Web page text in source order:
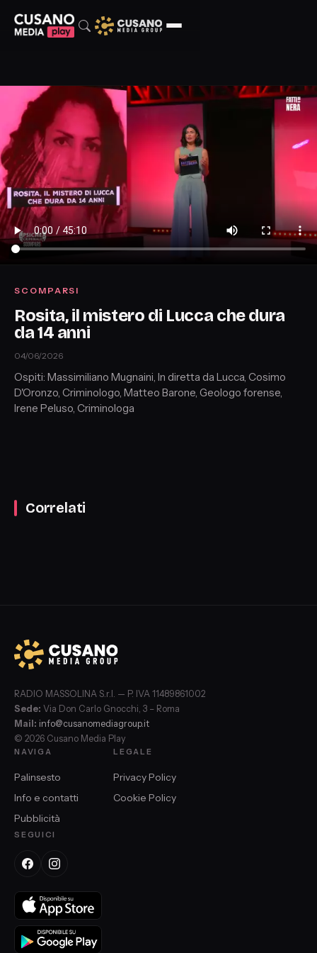
SCOMPARSI
Rosita, il mistero di Lucca che dura
da 14 anni
04/06/2026
Ospiti: Massimiliano Mugnaini, In diretta da Lucca, Cosimo
D'Oronzo, Criminologo, Matteo Barone, Geologo forense,
Irene Peluso, Criminologa
Correlati
RADIO MASSOLINA S.r.l. — P. IVA 11489861002
Sede: Via Don Carlo Gnocchi, 3 – Roma
Mail: info@cusanomediagroup.it
© 2026 Cusano Media Play
NAVIGA
Palinsesto
Info e contatti
Pubblicità
LEGALE
Privacy Policy
Cookie Policy
SEGUICI